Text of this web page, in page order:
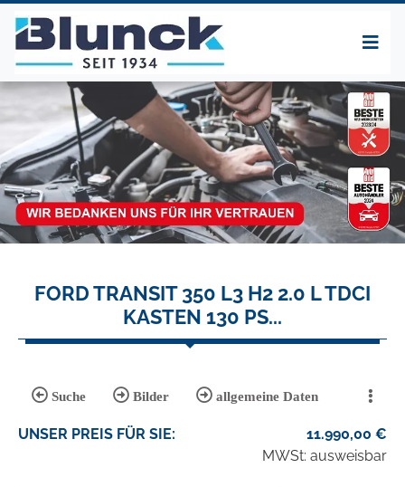
FORD TRANSIT 350 L3 H2 2.0 L TDCI
KASTEN 130 PS...
Suche Bilder allgemeine Daten
UNSER PREIS FÜR SIE: 11.990,00 €
MWSt: ausweisbar